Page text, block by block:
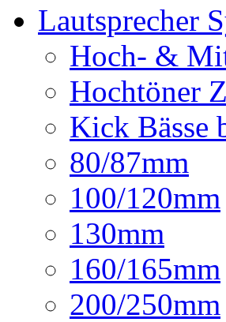
Lautsprecher
Hoch- &
Hochtöner
Kick Bässe
80/87mm
100/120mm
130mm
160/165mm
200/250mm